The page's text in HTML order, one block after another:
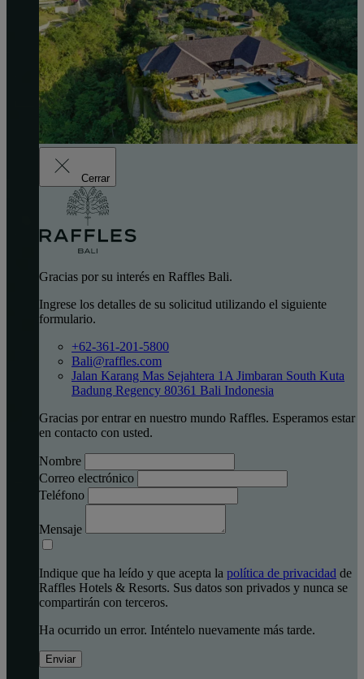
Cerrar
Gracias por su interés en Raffles Bali.
Ingrese los detalles de su solicitud utilizando el siguiente
formulario.
+62-361-201-5800
Bali@raffles.com
Jalan Karang Mas Sejahtera 1A Jimbaran South Kuta
Badung Regency 80361 Bali Indonesia
Gracias por entrar en nuestro mundo Raffles. Esperamos estar
en contacto con usted.
Nombre
Correo electrónico
Teléfono
Mensaje
Indique que ha leído y que acepta la política de privacidad de
Raffles Hotels & Resorts. Sus datos son privados y nunca se
compartirán con terceros.
Ha ocurrido un error. Inténtelo nuevamente más tarde.
Enviar